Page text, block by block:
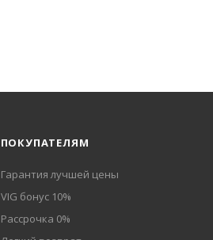
ПОКУПАТЕЛЯМ
Гарантия лучшей цены
VIG бонус 10%
Рассрочка 0%